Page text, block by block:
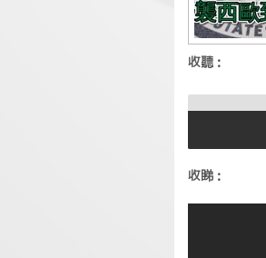
收聽：
收睇：